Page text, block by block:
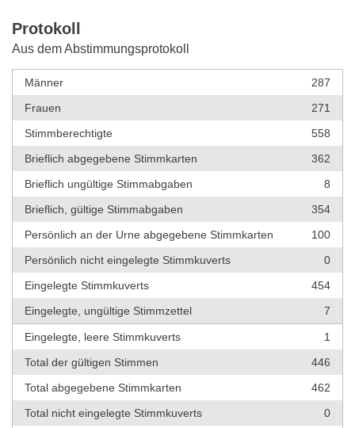
Protokoll
Aus dem Abstimmungsprotokoll
Männer
287
Frauen
271
Stimmberechtigte
558
Brieflich abgegebene Stimmkarten
362
Brieflich ungültige Stimmabgaben
8
Brieflich, gültige Stimmabgaben
354
Persönlich an der Urne abgegebene Stimmkarten
100
Persönlich nicht eingelegte Stimmkuverts
0
Eingelegte Stimmkuverts
454
Eingelegte, ungültige Stimmzettel
7
Eingelegte, leere Stimmkuverts
1
Total der gültigen Stimmen
446
Total abgegebene Stimmkarten
462
Total nicht eingelegte Stimmkuverts
0